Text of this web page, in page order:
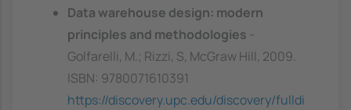
Data warehouse design: modern
principles and methodologies
Golfarelli, M.; Rizzi, S, McGraw Hill, 2009.
ISBN: 9780071610391
https://discovery.upc.edu/discovery/fulldi